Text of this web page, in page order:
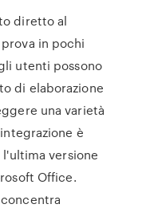
diretto al
in pochi
utenti possono
di elaborazione
una varietà
è
versione
Office.